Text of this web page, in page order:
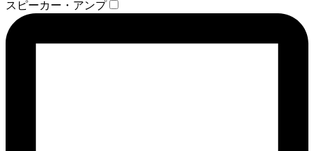
スピーカー・アンプ